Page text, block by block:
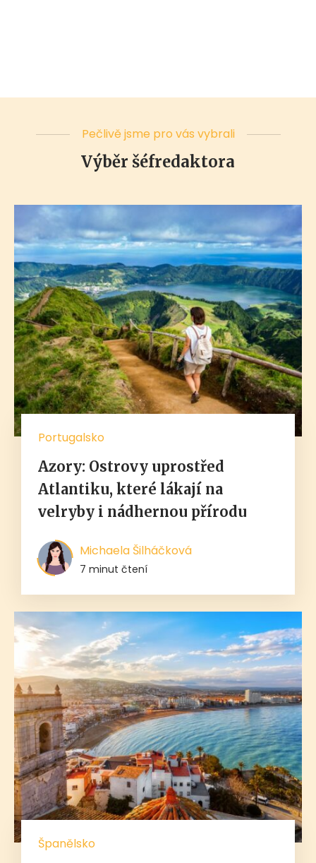
Pečlivě jsme pro vás vybrali
Výběr šéfredaktora
Portugalsko
Azory: Ostrovy uprostřed
Atlantiku, které lákají na
velryby i nádhernou přírodu
Michaela Šilháčková
7 minut čtení
Španělsko